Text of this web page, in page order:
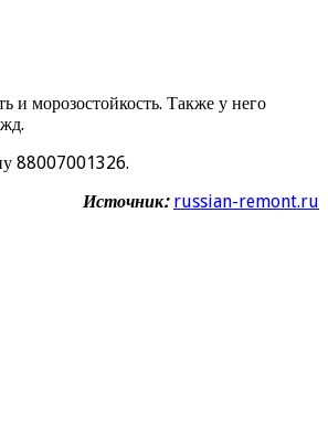
и морозостойкость. Также у него
88007001326.
Источник: russian-remont.ru